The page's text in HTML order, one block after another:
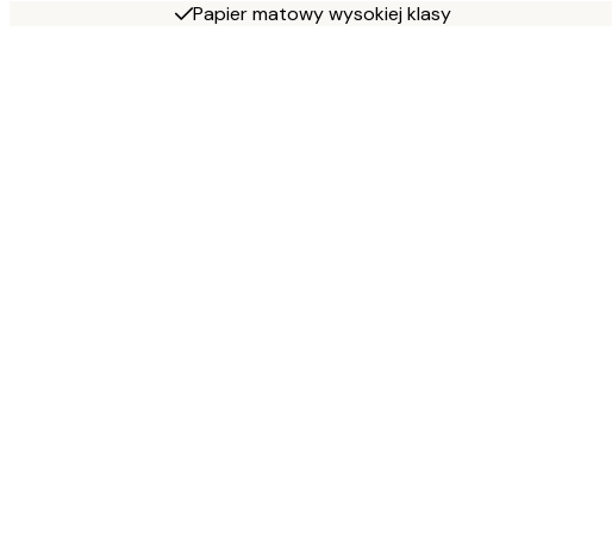
Papier matowy wysokiej klasy